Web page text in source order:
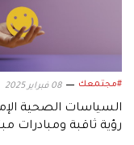
#مجتمعك 08 فبراير 2025
السياسات الصحية
رؤية ثاقبة ومبادرات